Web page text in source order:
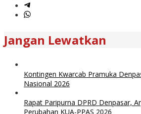
Jangan Lewatkan
Kontingen Kwarcab Pramuka
Nasional 2026
Rapat Paripurna DPRD Denpasar,
Perubahan KUA-PPAS 2026